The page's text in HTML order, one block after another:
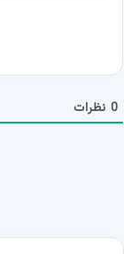
0 نظرات